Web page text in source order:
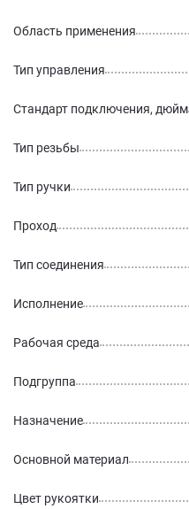
Область применения
Тип управления
Стандарт подключения, дюйм
Тип резьбы
Тип ручки
Проход
Тип соединения
Исполнение
Рабочая среда
Подгруппа
Назначение
Основной материал
Цвет рукоятки